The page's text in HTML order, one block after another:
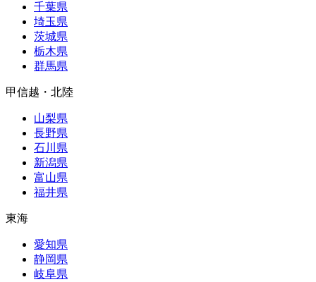
千葉県
埼玉県
茨城県
栃木県
群馬県
甲信越・北陸
山梨県
長野県
石川県
新潟県
富山県
福井県
東海
愛知県
静岡県
岐阜県